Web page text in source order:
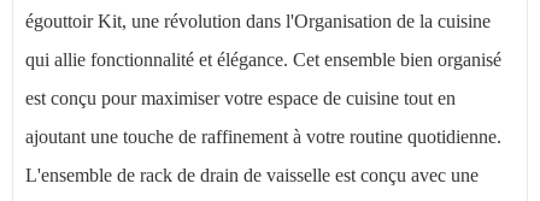
égouttoir Kit, une révolution dans l'Organisation de la cuisine
qui allie fonctionnalité et élégance. Cet ensemble bien organisé
est conçu pour maximiser votre espace de cuisine tout en
ajoutant une touche de raffinement à votre routine quotidienne.
L'ensemble de rack de drain de vaisselle est conçu avec une